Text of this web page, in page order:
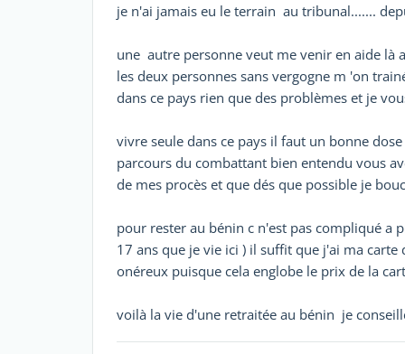
je n'ai jamais eu le terrain au tribunal.......
une autre personne veut me venir en aide là
les deux personnes sans vergogne m 'on
dans ce pays rien que des problèmes et je
vivre seule dans ce pays il faut un bonne
parcours du combattant bien entendu vous
de mes procès et que dés que possible je
pour rester au bénin c n'est pas compliqué a
17 ans que je vie ici ) il suffit que j'ai ma
onéreux puisque cela englobe le prix de la
voilà la vie d'une retraitée au bénin je